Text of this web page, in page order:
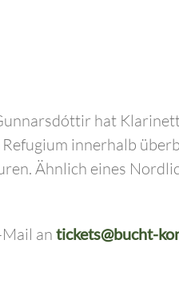
hat
innerhalb
Ähnlich eines
an tickets@bucht-